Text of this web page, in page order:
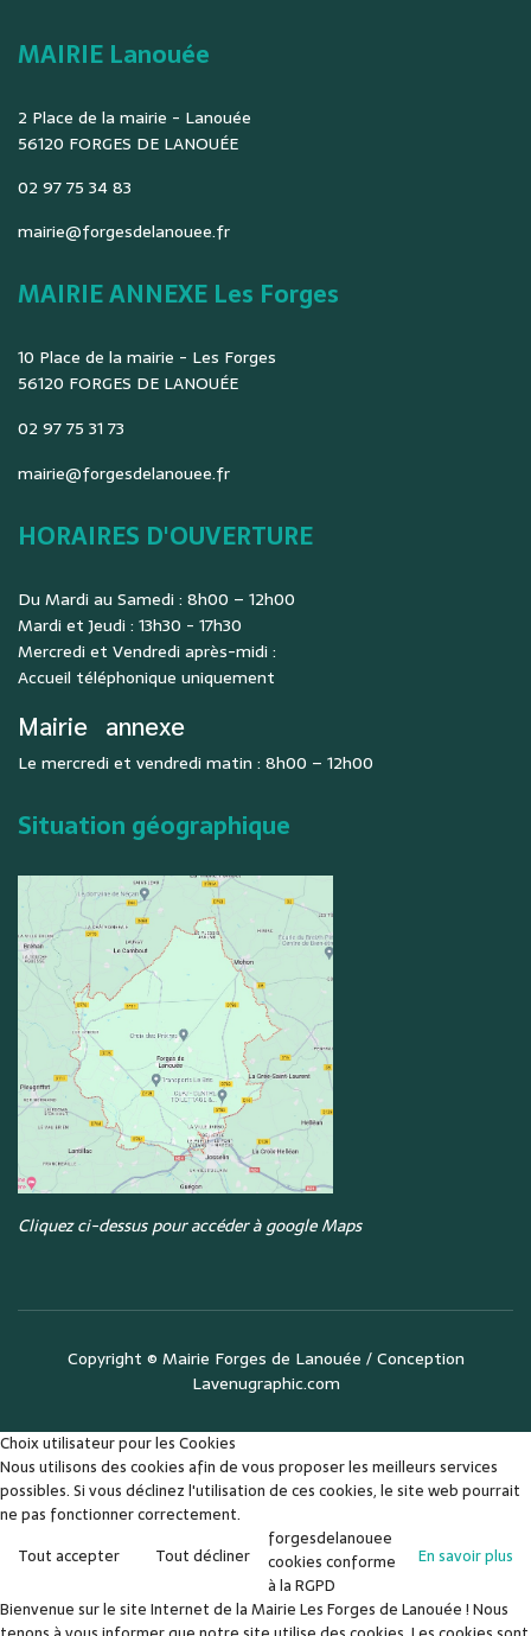
MAIRIE Lanouée
2 Place de la mairie - Lanouée
56120 FORGES DE LANOUÉE
02 97 75 34 83
mairie@forgesdelanouee.fr
MAIRIE ANNEXE Les Forges
10 Place de la mairie - Les Forges
56120 FORGES DE LANOUÉE
02 97 75 31 73
mairie@forgesdelanouee.fr
HORAIRES D'OUVERTURE
Du Mardi au Samedi : 8h00 – 12h00
Mardi et Jeudi : 13h30 - 17h30
Mercredi et Vendredi après-midi :
Accueil téléphonique uniquement
Mairie annexe
Le mercredi et vendredi matin : 8h00 – 12h00
Situation géographique
Cliquez ci-dessus pour accéder à google Maps
Copyright © Mairie Forges de Lanouée / Conception
Lavenugraphic.com
Choix utilisateur pour les Cookies
Nous utilisons des cookies afin de vous proposer les meilleurs services
possibles. Si vous déclinez l'utilisation de ces cookies, le site web pourrait
ne pas fonctionner correctement.
Tout accepter
Tout décliner En savoir plus
forgesdelanouee
cookies conforme
à la RGPD
Bienvenue sur le site Internet de la Mairie Les Forges de Lanouée ! Nous